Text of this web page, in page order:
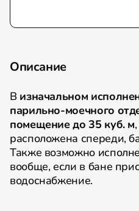
Описание
В изначальном
парильно-моечного
помещение до 35 куб. м
расположена спереди,
Также возможно
вообще, если в бане
водоснабжение.